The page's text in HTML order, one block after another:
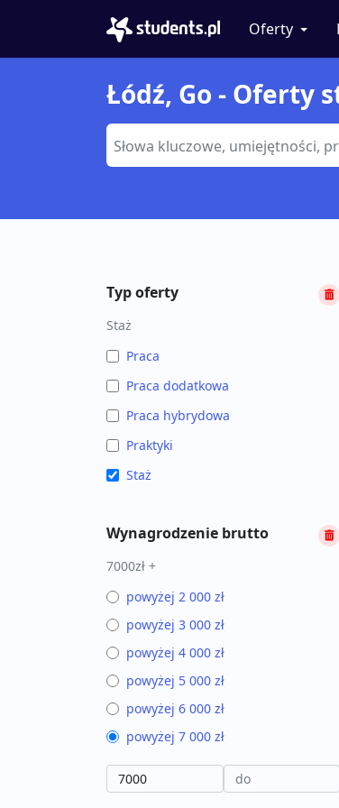
Oferty
Łódź, Go - Oferty
Typ oferty
Staż
Praca
Praca dodatkowa
Praca hybrydowa
Praktyki
Staż
Wynagrodzenie brutto
7000zł +
powyżej 2 000 zł
powyżej 3 000 zł
powyżej 4 000 zł
powyżej 5 000 zł
powyżej 6 000 zł
powyżej 7 000 zł